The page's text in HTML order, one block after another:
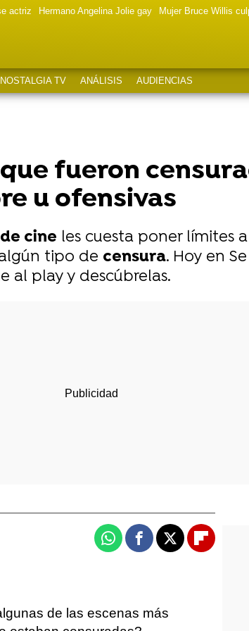
actriz Hermano Angelina Jolie gay Mujer Bruce Willis
NOSTALGIA TV ANÁLISIS AUDIENCIAS
fueron
u ofensivas
cine les cuesta poner límites
tipo de censura. Hoy en
al play y descúbrelas.
WhatsappFacebook
X
de las escenas más